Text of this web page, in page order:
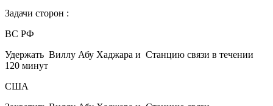
Задачи сторон :
ВС РФ
Удержать Виллу Абу Хаджара и Станцию связи в течении
120 минут
США